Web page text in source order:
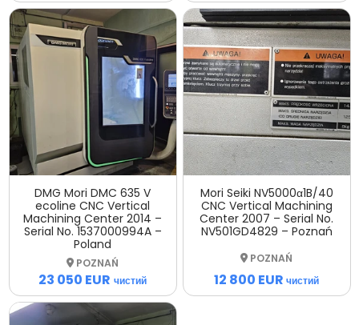
DMG Mori DMC 635 V
ecoline CNC Vertical
Machining Center 2014 –
Serial No. 1537000994A –
Poland
POZNAŃ
23 050 EUR чистий
Mori Seiki NV5000α1B/40
CNC Vertical Machining
Center 2007 – Serial No.
NV501GD4829 – Poznań
POZNAŃ
12 800 EUR чистий